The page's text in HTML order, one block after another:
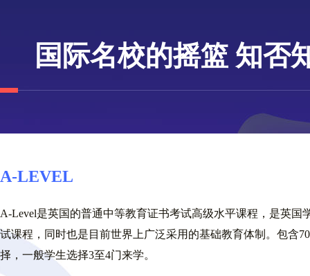
国际名校的摇篮 知否
A-LEVEL
A-Level是英国的普通中等教育证书考试高级水平课程，是英国
试课程，同时也是目前世界上广泛采用的基础教育体制。包含
择，一般学生选择3至4门来学。